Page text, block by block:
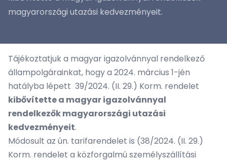
magyarországi utazási kedvezményeit.
Tájékoztatjuk a magyar igazolvánnyal rendelkező
állampolgárainkat, hogy a 2024. március 1-jén
hatályba lépett 39/2024. (II. 29.) Korm. rendelet
kibővítette a magyar igazolvánnyal
rendelkezők magyarországi utazási
kedvezményeit.
Módosult az ún. tarifarendelet is (38/2024. (II. 29.)
Korm. rendelet a közforgalmú személyszállítási